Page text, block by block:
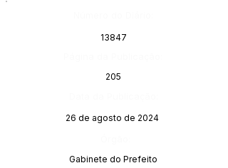
13847
205
26 de agosto de 2024
Gabinete do Prefeito